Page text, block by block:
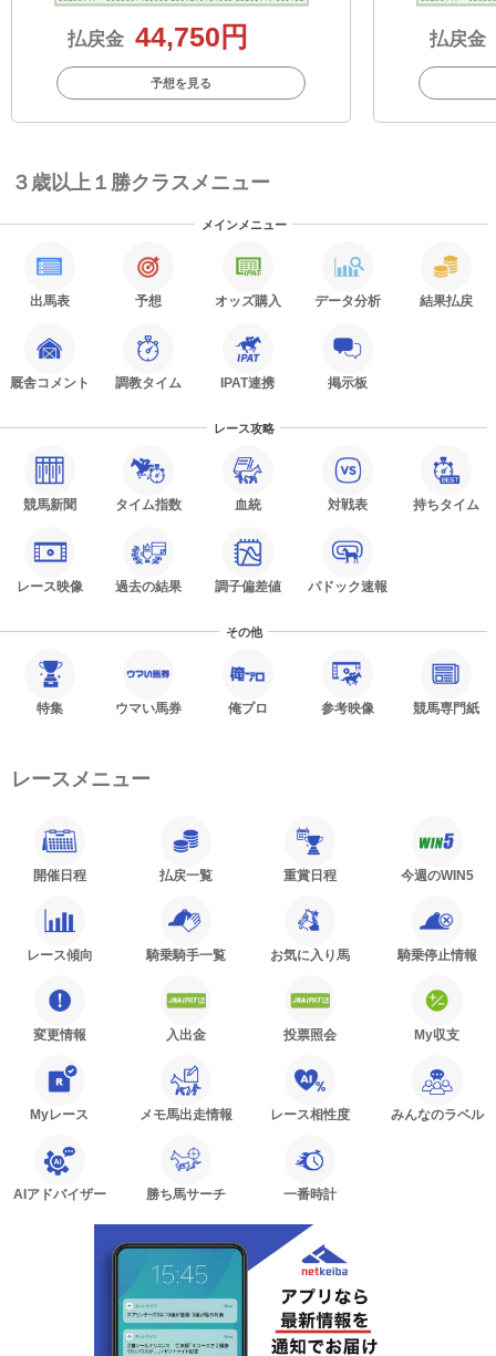
払戻金 44,750円
予想を見る
払戻金
３歳以上１勝クラスメニュー
メインメニュー
出馬表 予想 オッズ購入 データ分析 結果払戻
厩舎コメント 調教タイム IPAT連携 掲示板
レース攻略
競馬新聞 タイム指数 血統 対戦表 持ちタイム
レース映像 過去の結果 調子偏差値 パドック速報
その他
特集 ウマい馬券 俺プロ 参考映像 競馬専門紙
レースメニュー
開催日程 払戻一覧 重賞日程 今週のWIN5
レース傾向 騎乗騎手一覧 お気に入り馬 騎乗停止情報
変更情報 入出金 投票照会 My収支
Myレース メモ馬出走情報 レース相性度 みんなのラベル
AIアドバイザー 勝ち馬サーチ 一番時計